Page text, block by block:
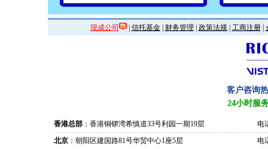
现成公司 | 信托基金| 财务管理 政策法规| 工商注册|
客户咨询
24小时服
香港总部 ：香港铜锣湾希慎道33号利园一期19层
电
北京 ：朝阳区建国路81号华贸中心1座5层
电